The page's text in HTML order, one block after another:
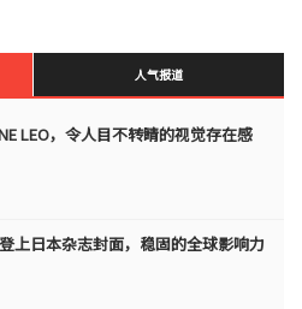
人气报道
LEO，令人目不转睛的视觉存在感
上日本杂志封面，稳固的全球影响力